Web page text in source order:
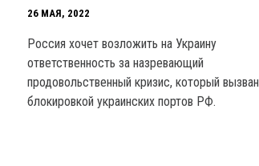
26 МАЯ, 2022
Россия хочет возложить на Украину
ответственность за назревающий
продовольственный кризис, который вызван
блокировкой украинских портов РФ.